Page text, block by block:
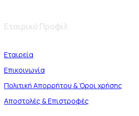
Εταιρικό Προφίλ
Εταιρεία
Επικοινωνία
Πολιτική Απορρήτου & Όροι χρήσης
Αποστολές & Επιστροφές